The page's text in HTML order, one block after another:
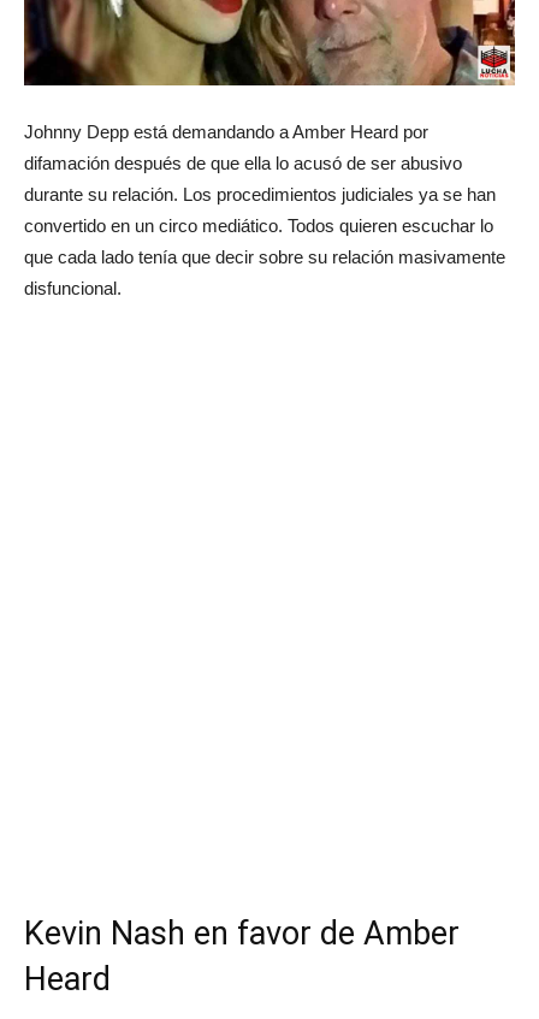
Johnny Depp está demandando a Amber Heard por
difamación después de que ella lo acusó de ser abusivo
durante su relación. Los procedimientos judiciales ya se han
convertido en un circo mediático. Todos quieren escuchar lo
que cada lado tenía que decir sobre su relación masivamente
disfuncional.
Kevin Nash en favor de Amber
Heard